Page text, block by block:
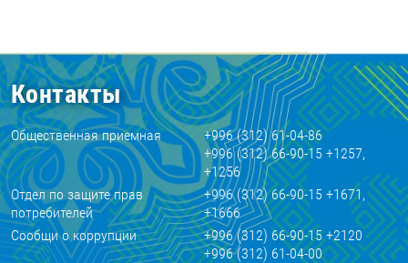
Контакты
Общественная приемная
+996 (312) 61-04-86
+996 (312) 66-90-15 +1257,
+1256
Отдел по защите прав
потребителей
+996 (312) 66-90-15 +1671,
+1666
Сообщи о коррупции
+996 (312) 66-90-15 +2120
+996 (312) 61-04-00